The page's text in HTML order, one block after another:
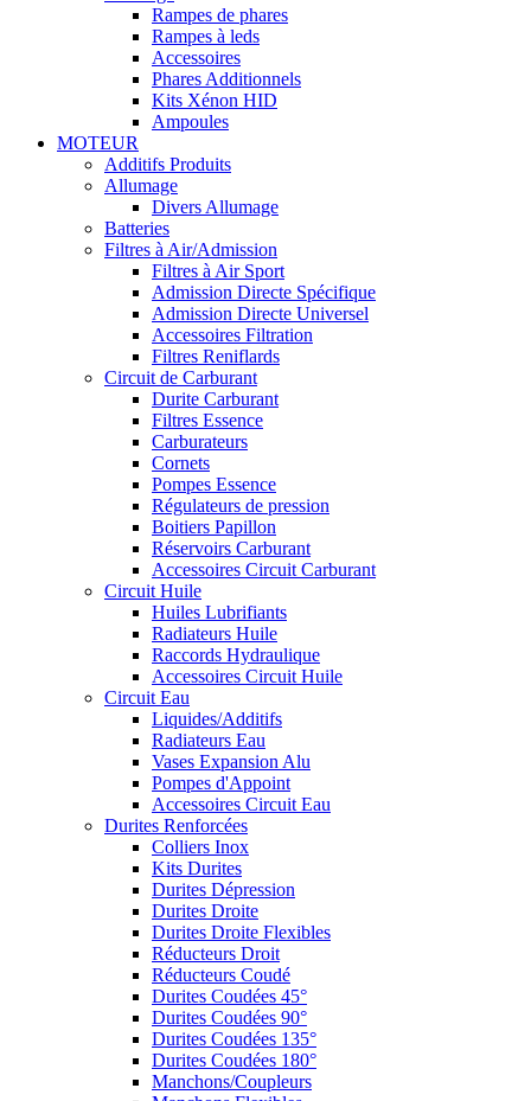
Rampes de phares
Rampes à leds
Accessoires
Phares Additionnels
Kits Xénon HID
Ampoules
MOTEUR
Additifs Produits
Allumage
Divers Allumage
Batteries
Filtres à Air/Admission
Filtres à Air Sport
Admission Directe Spécifique
Admission Directe Universel
Accessoires Filtration
Filtres Reniflards
Circuit de Carburant
Durite Carburant
Filtres Essence
Carburateurs
Cornets
Pompes Essence
Régulateurs de pression
Boitiers Papillon
Réservoirs Carburant
Accessoires Circuit Carburant
Circuit Huile
Huiles Lubrifiants
Radiateurs Huile
Raccords Hydraulique
Accessoires Circuit Huile
Circuit Eau
Liquides/Additifs
Radiateurs Eau
Vases Expansion Alu
Pompes d'Appoint
Accessoires Circuit Eau
Durites Renforcées
Colliers Inox
Kits Durites
Durites Dépression
Durites Droite
Durites Droite Flexibles
Réducteurs Droit
Réducteurs Coudé
Durites Coudées 45°
Durites Coudées 90°
Durites Coudées 135°
Durites Coudées 180°
Manchons/Coupleurs